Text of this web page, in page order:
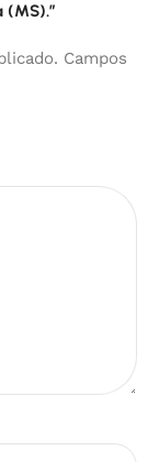
(MS).”
Campos